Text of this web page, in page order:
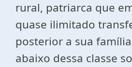
rural, patriarca que
quase ilimitado
posterior a sua
abaixo dessa classe